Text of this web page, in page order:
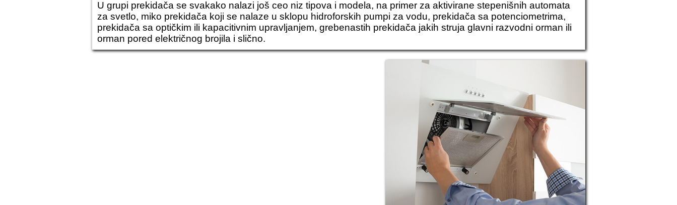
U grupi prekidača se svakako nalazi još ceo niz tipova i modela, na primer za aktivirane stepenišnih automata
za svetlo, miko prekidača koji se nalaze u sklopu hidroforskih pumpi za vodu, prekidača sa potenciometrima,
prekidača sa optičkim ili kapacitivnim upravljanjem, grebenastih prekidača jakih struja glavni razvodni orman ili
orman pored električnog brojila i slično.